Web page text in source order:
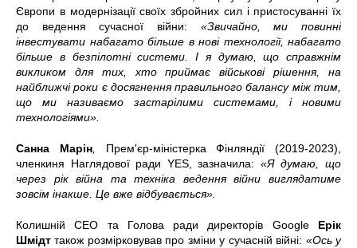
Європи в модернізації своїх збройних сил і пристосуванні їх
до ведення сучасної війни: «Звичайно, ми повинні
інвестувати набагато більше в нові технології, набагато
більше в безпілотні системи. І я думаю, що справжнім
викликом для тих, хто приймає військові рішення, на
найближчі роки є досягнення правильного балансу між тим,
що ми називаємо застарілими системами, і новими
технологіями».
Санна Марін, Прем'єр-міністерка Фінляндії (2019-2023),
членкиня Наглядової ради YES, зазначила: «Я думаю, що
через рік війна та техніка ведення війни виглядатиме
зовсім інакше. Це вже відбувається».
Колишній CEO та Голова ради директорів GoogleЕрік
Шмідт також розмірковував про зміни у сучасній війні: «Ось у